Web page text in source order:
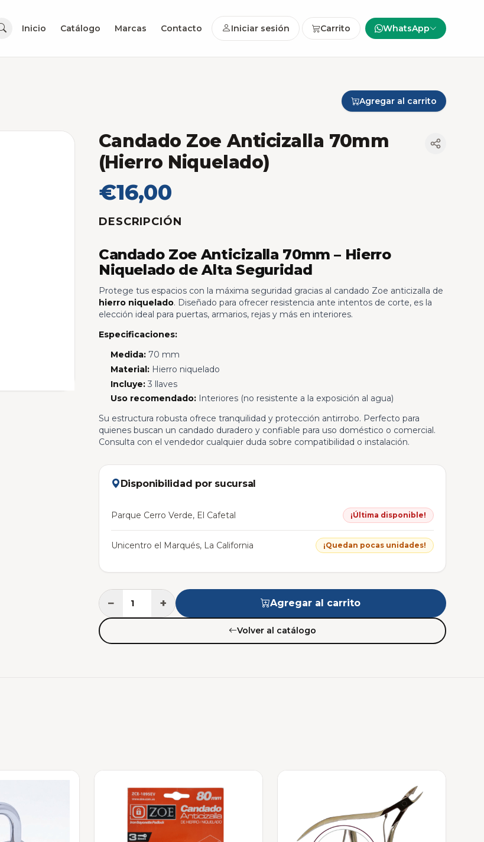
Inicio Catálogo Marcas Contacto Iniciar sesión Carrito WhatsApp
Agregar al carrito
Candado Zoe Anticizalla 70mm
(Hierro Niquelado)
€16,00
DESCRIPCIÓN
Candado Zoe Anticizalla 70mm – Hierro
Niquelado de Alta Seguridad
Protege tus espacios con la máxima seguridad gracias al candado Zoe anticizalla de
hierro niquelado. Diseñado para ofrecer resistencia ante intentos de corte, es la
elección ideal para puertas, armarios, rejas y más en interiores.
Especificaciones:
Medida:70 mm
Material:Hierro niquelado
Incluye:3 llaves
Uso recomendado:Interiores (no resistente a la exposición al agua)
Su estructura robusta ofrece tranquilidad y protección antirrobo. Perfecto para
quienes buscan un candado duradero y confiable para uso doméstico o comercial.
Consulta con el vendedor cualquier duda sobre compatibilidad o instalación.
Disponibilidad por sucursal
Parque Cerro Verde, El Cafetal ¡Última disponible!
Unicentro el Marqués, La California ¡Quedan pocas unidades!
− + Agregar al carrito
Volver al catálogo